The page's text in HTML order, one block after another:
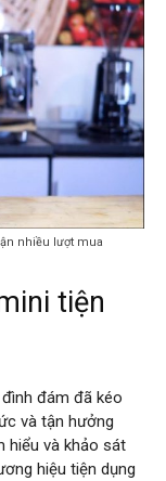
nhiều lượt mua
tiện
đám đã kéo
và tận hưởng
hiểu và khảo sát
hiệu tiện dụng